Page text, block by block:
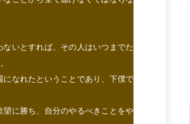
いとすれば、その人はいつまでた
なれたということであり、下僕で
に勝ち、自分のやるべきことをや